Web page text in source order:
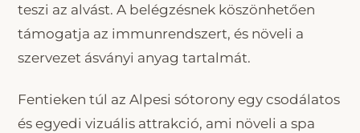
teszi az alvást. A belégzésnek köszönhetően
támogatja az immunrendszert, és növeli a
szervezet ásványi anyag tartalmát.
Fentieken túl az Alpesi sótorony egy csodálatos
és egyedi vizuális attrakció, ami növeli a spa